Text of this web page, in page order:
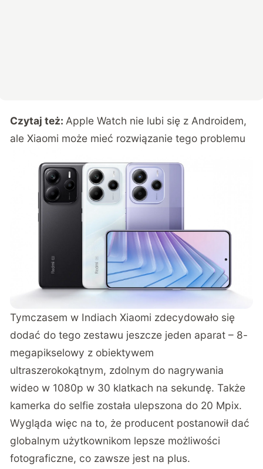
Czytaj też: Apple Watch nie lubi się z Androidem,
ale Xiaomi może mieć rozwiązanie tego problemu
Tymczasem w Indiach Xiaomi zdecydowało się
dodać do tego zestawu jeszcze jeden aparat – 8-
megapikselowy z obiektywem
ultraszerokokątnym, zdolnym do nagrywania
wideo w 1080p w 30 klatkach na sekundę. Także
kamerka do selfie została ulepszona do 20 Mpix.
Wygląda więc na to, że producent postanowił dać
globalnym użytkownikom lepsze możliwości
fotograficzne, co zawsze jest na plus.